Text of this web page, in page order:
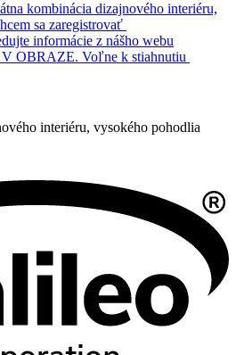
kombinácia dizajnového interiéru,
sa zaregistrovať
informácie z nášho webu
V OBRAZE. Voľne k stiahnutiu
interiéru, vysokého pohodlia